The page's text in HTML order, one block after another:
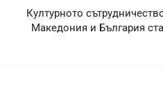
Културното
Македония и България